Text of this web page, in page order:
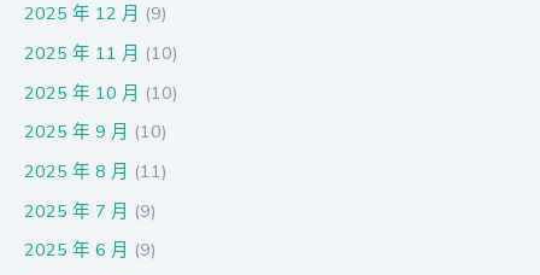
2025 年 12 月 (9)
2025 年 11 月 (10)
2025 年 10 月 (10)
2025 年 9 月 (10)
2025 年 8 月 (11)
2025 年 7 月 (9)
2025 年 6 月 (9)